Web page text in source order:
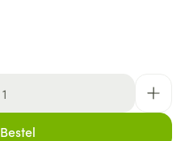
Bestel